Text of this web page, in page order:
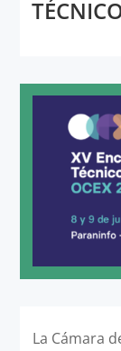
La Cámara